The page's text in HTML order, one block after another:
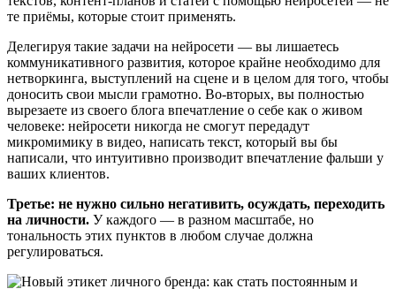
те приёмы, которые стоит применять.
Делегируя такие задачи на нейросети — вы лишаетесь
коммуникативного развития, которое крайне необходимо для
нетворкинга, выступлений на сцене и в целом для того, чтобы
доносить свои мысли грамотно. Во-вторых, вы полностью
вырезаете из своего блога впечатление о себе как о живом
человеке: нейросети никогда не смогут передадут
микромимику в видео, написать текст, который вы бы
написали, что интуитивно производит впечатление фальши у
ваших клиентов.
Третье: не нужно сильно негативить, осуждать, переходить
на личности. У каждого — в разном масштабе, но
тональность этих пунктов в любом случае должна
регулироваться.